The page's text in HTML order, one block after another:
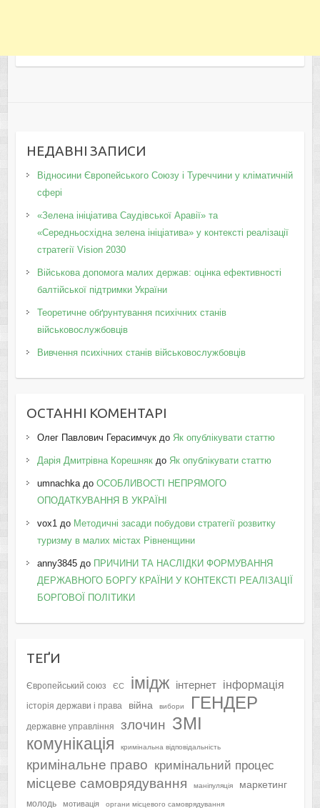
НЕДАВНІ ЗАПИСИ
Відносини Європейського Союзу і Туреччини у кліматичній
сфері
«Зелена ініціатива Саудівської Аравії» та
«Середньосхідна зелена ініціатива» у контексті реалізації
стратегії Vision 2030
Військова допомога малих держав: оцінка ефективності
балтійської підтримки України
Теоретичне обґрунтування психічних станів
військовослужбовців
Вивчення психічних станів військовослужбовців
ОСТАННІ КОМЕНТАРІ
Олег Павлович Герасимчукдо Як опублікувати статтю
Дарія Дмитрівна Корешнякдо Як опублікувати статтю
umnachkaдо ОСОБЛИВОСТІ НЕПРЯМОГО
ОПОДАТКУВАННЯ В УКРАЇНІ
vox1до Методичні засади побудови стратегії розвитку
туризму в малих містах Рівненщини
anny3845до ПРИЧИНИ ТА НАСЛІДКИ ФОРМУВАННЯ
ДЕРЖАВНОГО БОРГУ КРАЇНИ У КОНТЕКСТІ РЕАЛІЗАЦІЇ
БОРГОВОЇ ПОЛІТИКИ
ТЕҐИ
Європейський союз ЄС імідж інтернет інформація
історія держави і права війна вибори ГЕНДЕР
державне управління злочин ЗМІ
комунікація кримінальна відповідальність
кримінальне право кримінальний процес
місцеве самоврядування маніпуляція маркетинг
молодь мотивація органи місцевого самоврядування